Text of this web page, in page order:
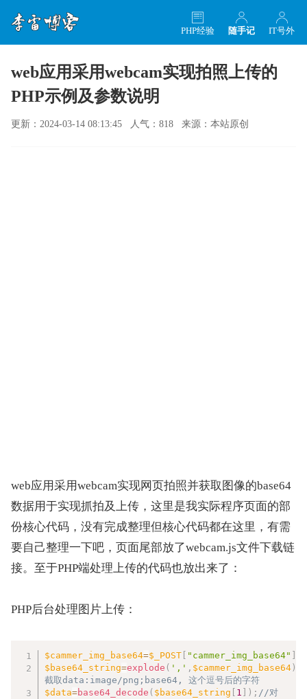
IT号外
随手记
PHP经验
web应用采用webcam实现拍照上传的
PHP示例及参数说明
更新：2024-03-14 08:13:45 人气：818 来源：本站原创
web应用采用webcam实现网页拍照并获取图像的base64
数据用于实现抓拍及上传，这里是我实际程序页面的部
份核心代码，没有完成整理但核心代码都在这里，有需
要自己整理一下吧，页面尾部放了webcam.js文件下载链
接。至于PHP端处理上传的代码也放出来了：
PHP后台处理图片上传：
$cammer_img_base64=$_POST "cammer_img_base64"
$base64_string=explode ( ',' , $cammer_img_base64 )
截取data:image/png;base64, 这个逗号后的字符
$data=base64_decode ( $base64_string 1 ) ; //对
复制